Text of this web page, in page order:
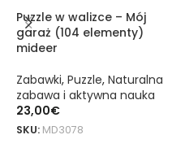
Puzzle w walizce – Mój
garaż (104 elementy)
mideer
Zabawki, Puzzle, Naturalna
zabawa i aktywna nauka
23,00€
SKU: MD3078